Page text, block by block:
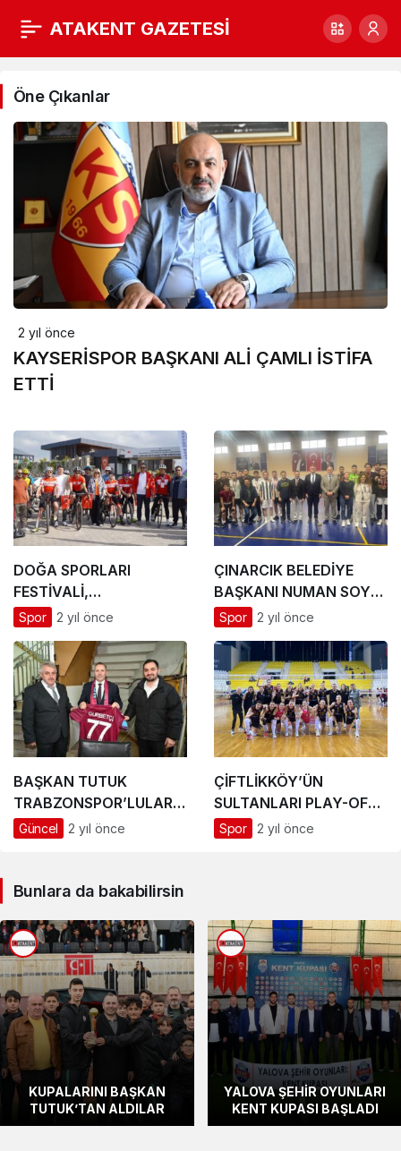
ATAKENT GAZETESİ
Spor
Haberleri
Öne Çıkanlar
2 yıl önce
KAYSERİSPOR BAŞKANI ALİ ÇAMLI İSTİFA
ETTİ
DOĞA SPORLARI
FESTİVALİ,
ALTINOVA’DA START
Spor 2 yıl önce
ÇINARCIK BELEDİYE
BAŞKANI NUMAN SOYER
ÖĞRENCİLERİN FUTSAL
OLDU
Spor 2 yıl önce
BAŞKAN TUTUK
TRABZONSPOR’LULARIN
MİSAFİRİ OLDU
Güncel 2 yıl önce
ÇİFTLİKKÖY’ÜN
SULTANLARI PLAY-OFF
FİNAL GRUBUNDA
Spor 2 yıl önce
Bunlara da bakabilirsin
KUPALARINI BAŞKAN
TUTUK’TAN ALDILAR
YALOVA ŞEHİR OYUNLARI
KENT KUPASI BAŞLADI